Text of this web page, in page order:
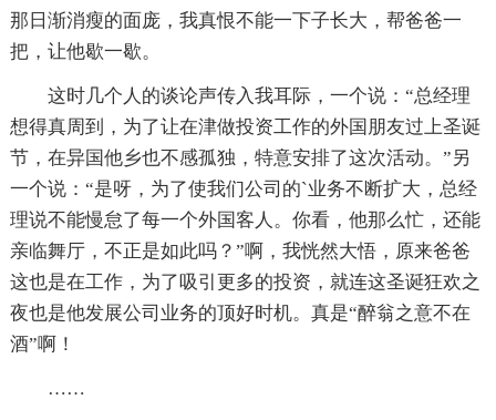
那日渐消瘦的面庞，我真恨不能一下子长大，帮爸爸一
把，让他歇一歇。
这时几个人的谈论声传入我耳际，一个说：“总经理
想得真周到，为了让在津做投资工作的外国朋友过上圣诞
节，在异国他乡也不感孤独，特意安排了这次活动。”另
一个说：“是呀，为了使我们公司的`业务不断扩大，总经
理说不能慢怠了每一个外国客人。你看，他那么忙，还能
亲临舞厅，不正是如此吗？”啊，我恍然大悟，原来爸爸
这也是在工作，为了吸引更多的投资，就连这圣诞狂欢之
夜也是他发展公司业务的顶好时机。真是“醉翁之意不在
酒”啊！
……